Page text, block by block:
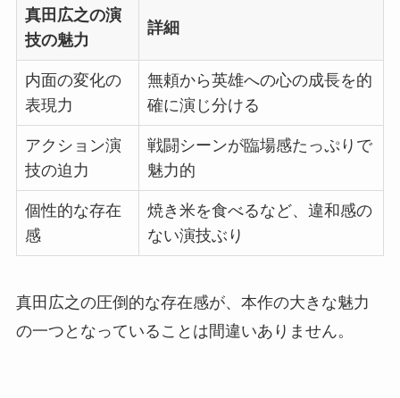
真田広之の演
技の魅力
詳細
内面の変化の
表現力
無頼から英雄への心の成長を的
確に演じ分ける
アクション演
技の迫力
戦闘シーンが臨場感たっぷりで
魅力的
個性的な存在
感
焼き米を食べるなど、違和感の
ない演技ぶり
真田広之の圧倒的な存在感が、本作の大きな魅力
の一つとなっていることは間違いありません。